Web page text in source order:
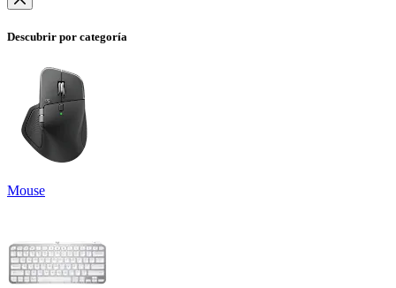
Descubrir por categoría
Mouse